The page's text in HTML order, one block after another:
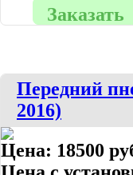
Заказать
Передний
2016)
Цена: 18500